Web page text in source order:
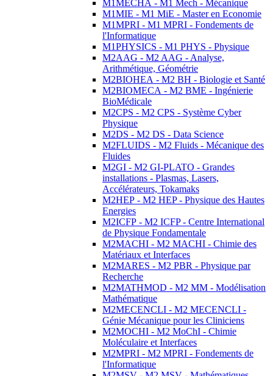
M1MECHA - M1 Mech - Mécanique
M1MIE - M1 MiE - Master en Economie
M1MPRI - M1 MPRI - Fondements de
l'Informatique
M1PHYSICS - M1 PHYS - Physique
M2AAG - M2 AAG - Analyse,
Arithmétique, Géométrie
M2BIOHEA - M2 BH - Biologie et Santé
M2BIOMECA - M2 BME - Ingénierie
BioMédicale
M2CPS - M2 CPS - Système Cyber
Physique
M2DS - M2 DS - Data Science
M2FLUIDS - M2 Fluids - Mécanique des
Fluides
M2GI - M2 GI-PLATO - Grandes
installations - Plasmas, Lasers,
Accélérateurs, Tokamaks
M2HEP - M2 HEP - Physique des Hautes
Energies
M2ICFP - M2 ICFP - Centre International
de Physique Fondamentale
M2MACHI - M2 MACHI - Chimie des
Matériaux et Interfaces
M2MARES - M2 PBR - Physique par
Recherche
M2MATHMOD - M2 MM - Modélisation
Mathématique
M2MECENCLI - M2 MECENCLI -
Génie Mécanique pour les Cliniciens
M2MOCHI - M2 MoChI - Chimie
Moléculaire et Interfaces
M2MPRI - M2 MPRI - Fondements de
l'Informatique